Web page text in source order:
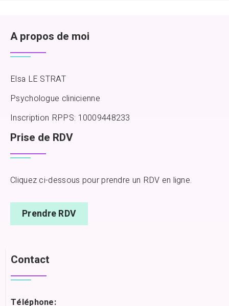
A propos de moi
Elsa LE STRAT
Psychologue clinicienne
Inscription RPPS: 10009448233
Prise de RDV
Cliquez ci-dessous pour prendre un RDV en ligne.
Prendre RDV
Contact
Téléphone: